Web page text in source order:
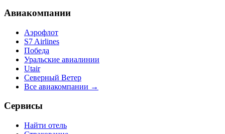
Авиакомпании
Аэрофлот
S7 Airlines
Победа
Уральские авиалинии
Utair
Северный Ветер
Все авиакомпании →
Сервисы
Найти отель